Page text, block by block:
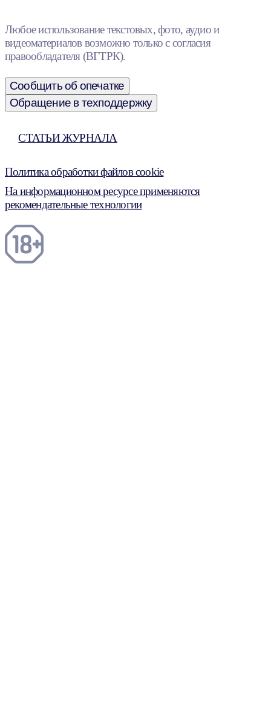
Любое использование текстовых, фото, аудио и
видеоматериалов возможно только с согласия
правообладателя (ВГТРК).
Сообщить об опечатке
Обращение в техподдержку
СТАТЬИ ЖУРНАЛА
Политика обработки файлов cookie
На информационном ресурсе применяются
рекомендательные технологии